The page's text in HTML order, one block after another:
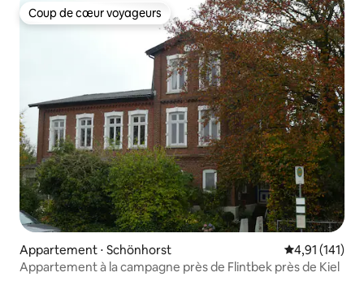
Coup de cœur voyageurs
Coup de cœur voyageurs
Appartement ⋅ Schönhorst Évaluation
4,91 (141)
Appartement à la campagne près de Flintbek près de Kiel